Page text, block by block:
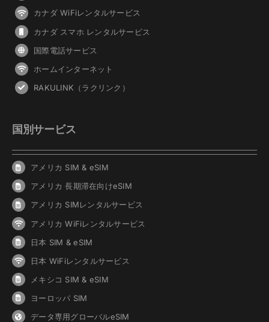
カナダ WiFiレンタルサービス
カナダ スマホ レンタルサービス
国際電話サービス
ホームインターネット
RAKULINK（ラクリンク）
国別サービス
アメリカ SIM & eSIM
アメリカ 長期滞在向けeSIM
アメリカ SIMレンタルサービス
アメリカ WiFiレンタルサービス
日本 SIM & eSIM
日本 WiFiレンタルサービス
メキシコ SIM & eSIM
ヨーロッパ SIM
データ専用グローバルeSIM